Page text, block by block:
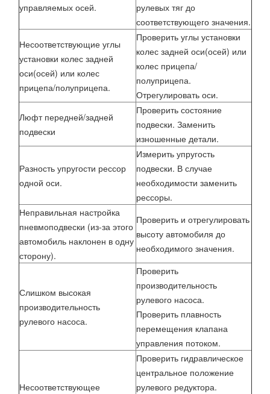
управляемых осей.
рулевых тяг до
соответствующего значения.
Несоответствующие углы
установки колес задней
оси(осей) или колес
прицепа/полуприцепа.
Проверить углы установки
колес задней оси(осей) или
колес прицепа/
полуприцепа.
Отрегулировать оси.
Люфт передней/задней
подвески
Проверить состояние
подвески. Заменить
изношенные детали.
Разность упругости рессор
одной оси.
Измерить упругость
подвески. В случае
необходимости заменить
рессоры.
Неправильная настройка
пневмоподвески (из-за этого
автомобиль наклонен в одну
сторону).
Проверить и отрегулировать
высоту автомобиля до
необходимого значения.
Слишком высокая
производительность
рулевого насоса.
Проверить
производительность
рулевого насоса.
Проверить плавность
перемещения клапана
управления потоком.
Несоответствующее
Проверить гидравлическое
центральное положение
рулевого редуктора.